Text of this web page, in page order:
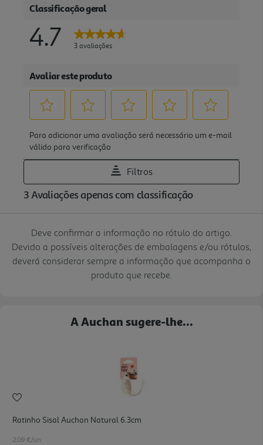
Deve confirmar a informação no rótulo do artigo.
Devido a possíveis alterações de embalagens e/ou rótulos,
deverá considerar sempre a informação que acompanha o
produto que recebe.
A Auchan sugere-lhe...
Ratinho Sisal Auchan Natural 6.3cm
2.09 €/un